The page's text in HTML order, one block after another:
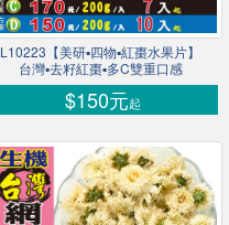
L10223【美研▪四物▪紅棗水果片】
台灣▪去籽紅棗▪多C雙重口感
$150元起